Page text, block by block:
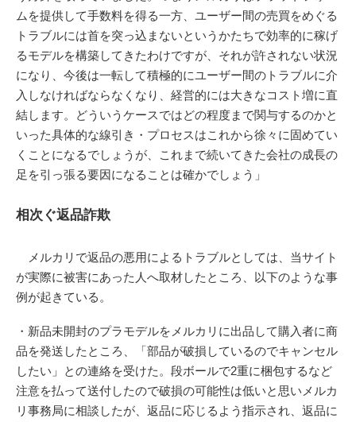
ムを提供して手数料を得る一方、ユーザー間の売買をめぐる
トラブルには首を突っ込まないというかたちで効率的に稼げ
るモデルを構築してきたわけですが、それが許されない状況
になり、今後は一転して積極的にユーザー間のトラブルに介
入しなければならなくなり、経営的には大きなコスト増に直
結します。どういうケースではどの程度まで関与するのかと
いった具体的な線引き・プロセスはこれから徐々に固めてい
くことになるでしょうが、これまで続いてきた会社の成長の
足を引っ張る要因になることは確かでしょう」
相次ぐ返品詐欺
メルカリで返品の悪用によるトラブルとしては、当サイト
が実際に被害にあった人へ取材したところ、以下のような事
例が起きている。
・新品未開封のプラモデルをメルカリに出品して購入者に商
品を発送したところ、「部品が破損しているのでキャンセル
したい」との連絡を受けた。段ボールで2重に梱包するなど
注意を払って送付したので破損の可能性は低いと思いメルカ
リ事務局に相談したが、返品に応じるよう指示され、返品に